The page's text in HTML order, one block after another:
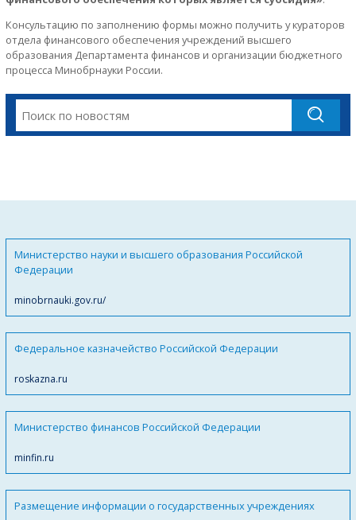
Консультацию по заполнению формы можно получить у кураторов
отдела финансового обеспечения учреждений высшего
образования Департамента финансов и организации бюджетного
процесса Минобрнауки России.
Министерство науки и высшего образования Российской
Федерации
minobrnauki.gov.ru/
Федеральное казначейство Российской Федерации
roskazna.ru
Министерство финансов Российской Федерации
minfin.ru
Размещение информации о государственных учреждениях